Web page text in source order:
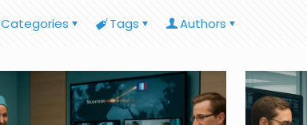
Categories Tags Authors